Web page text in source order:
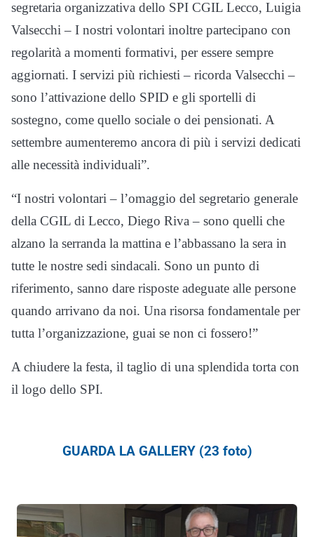
segretaria organizzativa dello SPI CGIL Lecco, Luigia
Valsecchi – I nostri volontari inoltre partecipano con
regolarità a momenti formativi, per essere sempre
aggiornati. I servizi più richiesti – ricorda Valsecchi –
sono l’attivazione dello SPID e gli sportelli di
sostegno, come quello sociale o dei pensionati. A
settembre aumenteremo ancora di più i servizi dedicati
alle necessità individuali”.
“I nostri volontari – l’omaggio del segretario generale
della CGIL di Lecco, Diego Riva – sono quelli che
alzano la serranda la mattina e l’abbassano la sera in
tutte le nostre sedi sindacali. Sono un punto di
riferimento, sanno dare risposte adeguate alle persone
quando arrivano da noi. Una risorsa fondamentale per
tutta l’organizzazione, guai se non ci fossero!”
A chiudere la festa, il taglio di una splendida torta con
il logo dello SPI.
GUARDA LA GALLERY (23 foto)